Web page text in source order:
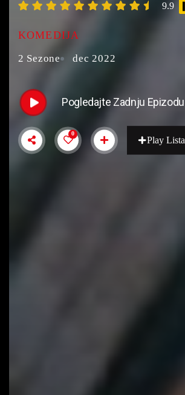
9.9
KOMEDIJA
2 Sezone dec 2022
Pogledajte Zadnju Epizodu
0
Play Lista